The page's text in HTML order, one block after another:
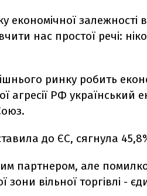
залежності
нас простої речі:
ринку робить
агресії РФ український
до ЄС, сягнула
партнером, але
вільної торгівлі -